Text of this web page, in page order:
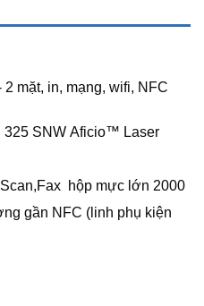
mặt, in, mạng, wifi, NFC
325 SNW Aficio™ Laser
hộp mực lớn 2000
gần NFC (linh phụ kiện